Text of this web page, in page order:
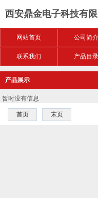
西安鼎金电子科技有限
网站首页 公司简介
联系我们 产品目录
产品展示
暂时没有信息
首页 末页